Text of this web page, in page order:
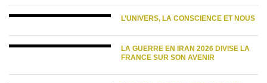
L’UNIVERS, LA CONSCIENCE ET NOUS
LA GUERRE EN IRAN 2026 DIVISE LA
FRANCE SUR SON AVENIR